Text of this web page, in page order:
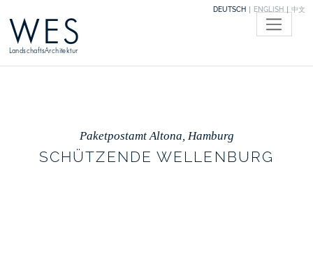
DEUTSCH ENGLISH 中文
WES
LandschaftsArchitektur
Paketpostamt Altona, Hamburg
SCHÜTZENDE WELLENBURG